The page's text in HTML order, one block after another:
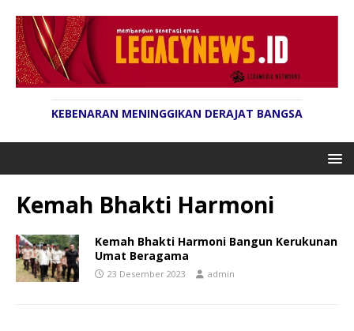
KEBENARAN MENINGGIKAN DERAJAT BANGSA
Kemah Bhakti Harmoni
Kemah Bhakti Harmoni Bangun Kerukunan
Umat Beragama
23 Desember 2023 admin